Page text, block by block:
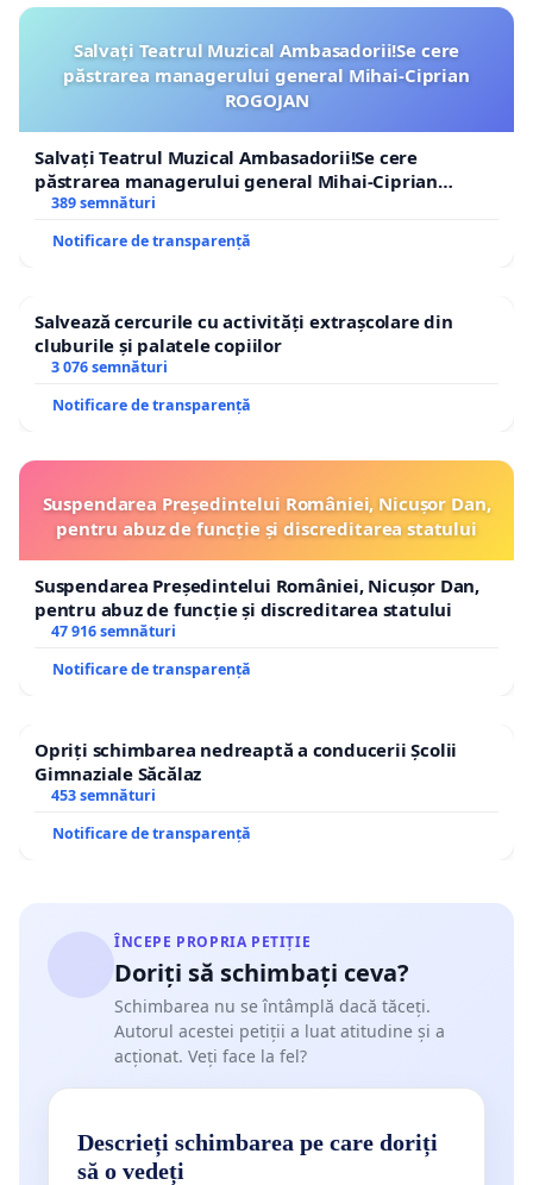
Salvați Teatrul Muzical Ambasadorii!Se cere
păstrarea managerului general Mihai-Ciprian
ROGOJAN
Salvați Teatrul Muzical Ambasadorii!Se cere
păstrarea managerului general Mihai-Ciprian
ROGOJAN
389 semnături
Notificare de transparență
Salvează cercurile cu activități extrașcolare din
cluburile și palatele copiilor
3 076 semnături
Notificare de transparență
Suspendarea Președintelui României, Nicușor Dan,
pentru abuz de funcție și discreditarea statului
Suspendarea Președintelui României, Nicușor Dan,
pentru abuz de funcție și discreditarea statului
47 916 semnături
Notificare de transparență
Opriți schimbarea nedreaptă a conducerii Școlii
Gimnaziale Săcălaz
453 semnături
Notificare de transparență
ÎNCEPE PROPRIA PETIȚIE
Doriți să schimbați ceva?
Schimbarea nu se întâmplă dacă tăceți.
Autorul acestei petiții a luat atitudine și a
acționat. Veți face la fel?
Descrieți schimbarea pe care doriți
să o vedeți